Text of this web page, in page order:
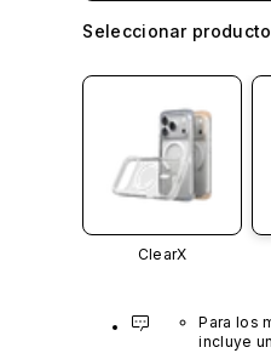
Seleccionar producto
ClearX
Para los
incluye